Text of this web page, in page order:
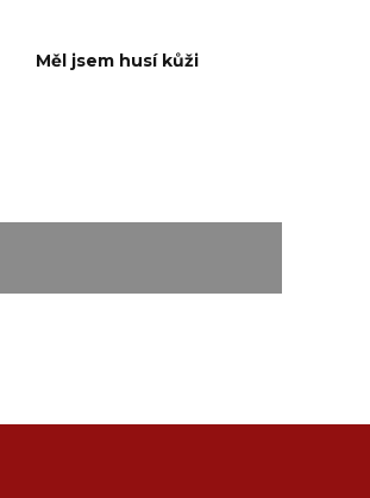
Měl jsem husí kůži